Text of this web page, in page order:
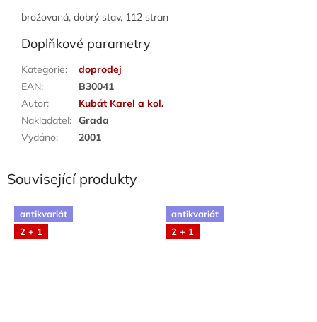
brožovaná, dobrý stav, 112 stran
Doplňkové parametry
Kategorie:
doprodej
EAN:
B30041
Autor:
Kubát Karel a kol.
Nakladatel: Grada
Vydáno: 2001
Související produkty
antikvariát
2 + 1
antikvariát
2 + 1